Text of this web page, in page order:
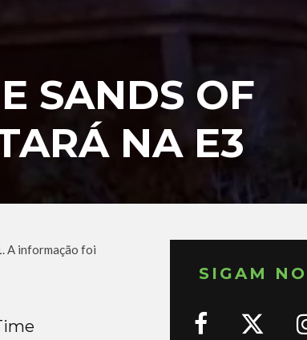
SANDS OF
NA E3
. A informação foi
SIGAM